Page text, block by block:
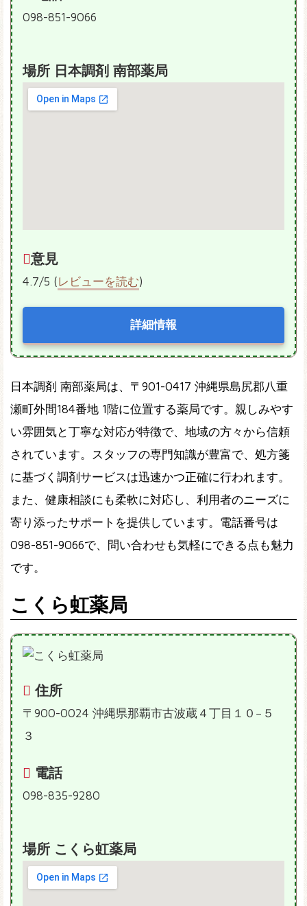
098-851-9066
場所 日本調剤 南部薬局
意見
4.7/5 (レビューを読む)
詳細情報
日本調剤 南部薬局は、〒901-0417 沖縄県島尻郡八重
瀬町外間184番地 1階に位置する薬局です。親しみやす
い雰囲気と丁寧な対応が特徴で、地域の方々から信頼
されています。スタッフの専門知識が豊富で、処方箋
に基づく調剤サービスは迅速かつ正確に行われます。
また、健康相談にも柔軟に対応し、利用者のニーズに
寄り添ったサポートを提供しています。電話番号は
098-851-9066で、問い合わせも気軽にできる点も魅力
です。
こくら虹薬局
住所
〒900-0024 沖縄県那覇市古波蔵４丁目１０−５
３
電話
098-835-9280
場所 こくら虹薬局